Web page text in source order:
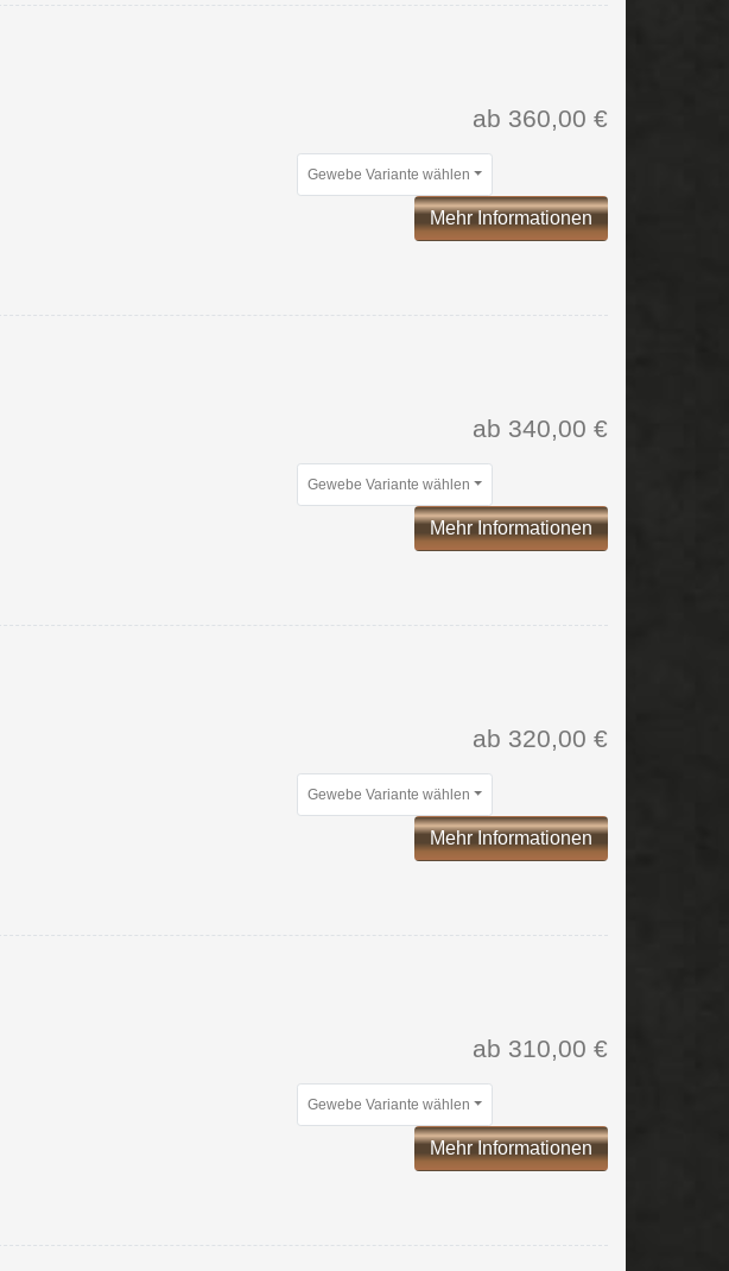
ab 360,00 €
Gewebe Variante wählen
Mehr Informationen
ab 340,00 €
Gewebe Variante wählen
Mehr Informationen
ab 320,00 €
Gewebe Variante wählen
Mehr Informationen
ab 310,00 €
Gewebe Variante wählen
Mehr Informationen